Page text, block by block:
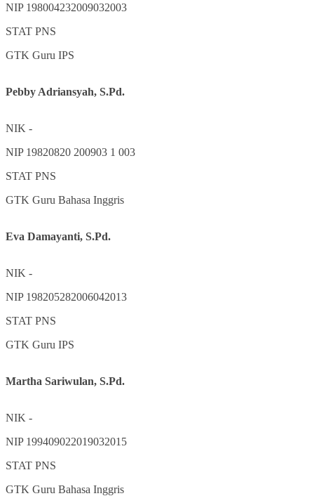
NIP 198004232009032003
STAT PNS
GTK Guru IPS
Pebby Adriansyah, S.Pd.
NIK -
NIP 19820820 200903 1 003
STAT PNS
GTK Guru Bahasa Inggris
Eva Damayanti, S.Pd.
NIK -
NIP 198205282006042013
STAT PNS
GTK Guru IPS
Martha Sariwulan, S.Pd.
NIK -
NIP 199409022019032015
STAT PNS
GTK Guru Bahasa Inggris